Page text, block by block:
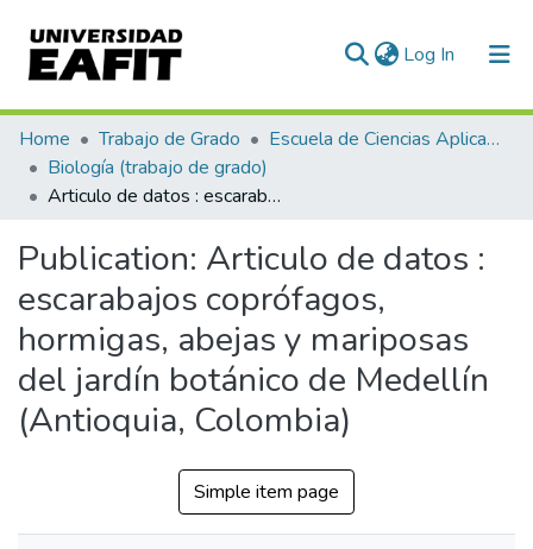
Log In (current)
Communities & Collections
All of DSpace
Home Trabajo de Grado
Escuela de Ciencias Aplicadas e Ingeniería
Biología (trabajo de grado)
Articulo de datos : escarabajos coprófagos, hormigas, abejas y mariposas del jardín botánico de Medellín (Antioquia, Colombia)
Publication: Articulo de datos :
escarabajos coprófagos,
hormigas, abejas y mariposas
del jardín botánico de Medellín
(Antioquia, Colombia)
Simple item page